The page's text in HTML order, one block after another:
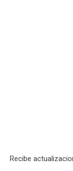
Recibe